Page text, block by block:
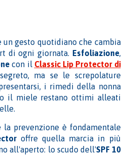
un gesto quotidiano che cambia
di ogni giornata. Esfoliazione,
con il Classic Lip Protector di
ma se le screpolature
i rimedi della nonna
il miele restano ottimi alleati
la prevenzione è fondamentale
offre quella marcia in più
all'aperto: lo scudo dell'SPF 10